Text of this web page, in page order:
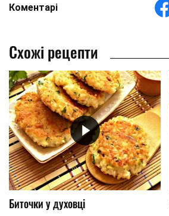
Коментарі
Схожі рецепти
Биточки у духовці